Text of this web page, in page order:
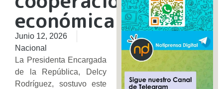
económica
Junio 12, 2026
Nacional
La Presidenta Encargada
de la República, Delcy
Rodríguez, sostuvo este